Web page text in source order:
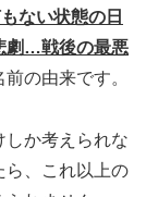
ない状態の日
劇…戦後の最悪
前の由来です。
しか考えられな
ら、これ以上の